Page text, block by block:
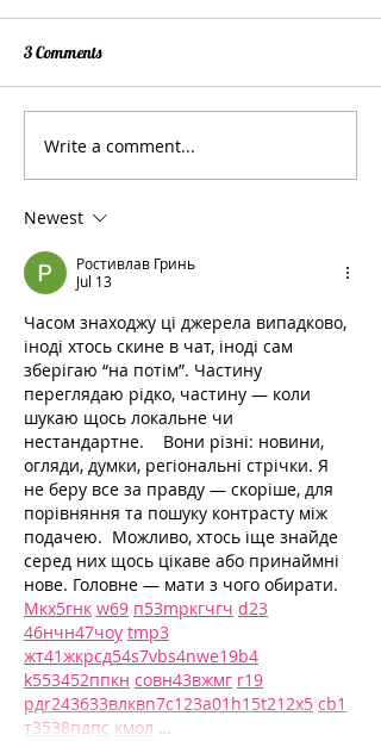
Vreedzaam West Koffiekar op
Toer
3 Comments
Write a comment...
Newest
Ростивлав Гринь
Jul 13
Часом знаходжу ці джерела випадково,
іноді хтось скине в чат, іноді сам
зберігаю “на потім”. Частину
переглядаю рідко, частину — коли
шукаю щось локальне чи
нестандартне.    Вони різні: новини,
огляди, думки, регіональні стрічки. Я
не беру все за правду — скоріше, для
порівняння та пошуку контрасту між
подачею.  Можливо, хтось іще знайде
серед них щось цікаве або принаймні
нове. Головне — мати з чого обирати.
Мкх5гнк w69 п53mpкгчгч d23
46нчн47чоу tmp3
жт41жкрсд54s7vbs4nwe19b4
k553452ппкн совн43вжмг r19
рдr243633влквn7c123a01 h15t212x5 cb1
т3538пдпс кмол …